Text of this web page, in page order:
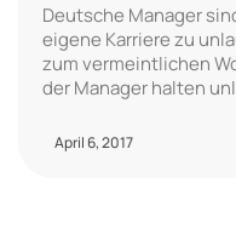
Deutsche Manager
eigene Karriere zu
zum vermeintlichen
der Manager halten
April 6, 2017